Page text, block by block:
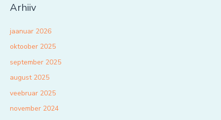
Arhiiv
jaanuar 2026
oktoober 2025
september 2025
august 2025
veebruar 2025
november 2024